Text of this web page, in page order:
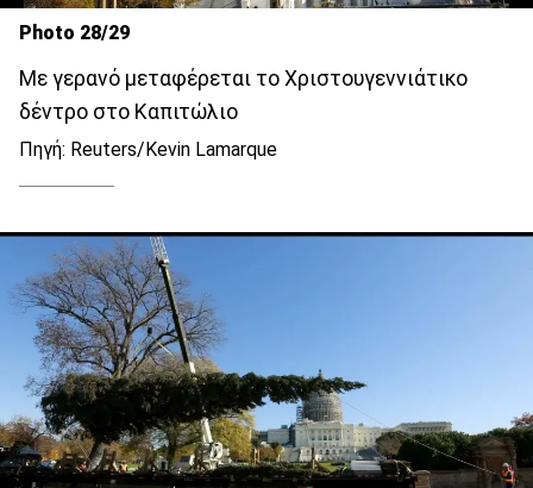
Photo 28/29
Με γερανό μεταφέρεται το Χριστουγεννιάτικο
δέντρο στο Καπιτώλιο
Πηγή: Reuters/Kevin Lamarque